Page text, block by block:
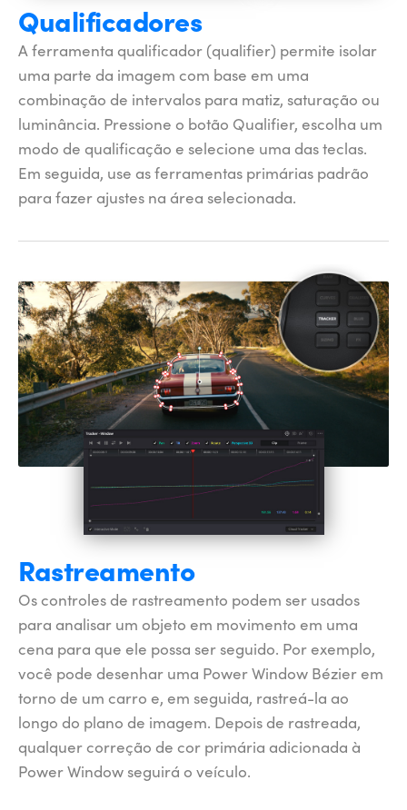
Qualificadores
A ferramenta qualificador (qualifier) permite isolar
uma parte da imagem com base em uma
combinação de intervalos para matiz, saturação ou
luminância. Pressione o botão Qualifier, escolha um
modo de qualificação e selecione uma das teclas.
Em seguida, use as ferramentas primárias padrão
para fazer ajustes na área selecionada.
Rastreamento
Os controles de rastreamento podem ser usados
para analisar um objeto em movimento em uma
cena para que ele possa ser seguido. Por exemplo,
você pode desenhar uma Power Window Bézier em
torno de um carro e, em seguida, rastreá-la ao
longo do plano de imagem. Depois de rastreada,
qualquer correção de cor primária adicionada à
Power Window seguirá o veículo.